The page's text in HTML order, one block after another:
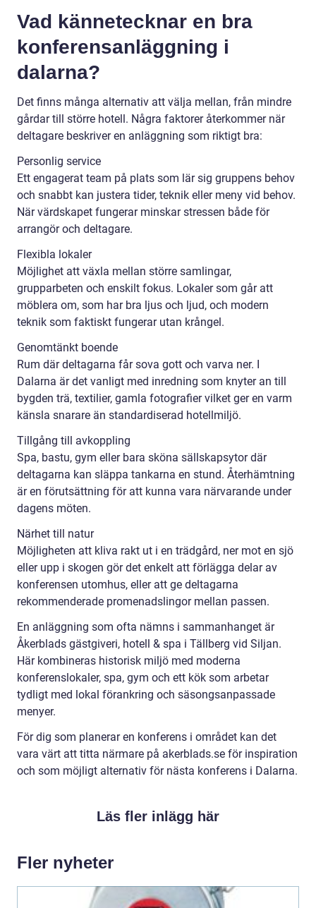
Vad kännetecknar en bra
konferensanläggning i
dalarna?
Det finns många alternativ att välja mellan, från mindre
gårdar till större hotell. Några faktorer återkommer när
deltagare beskriver en anläggning som riktigt bra:
Personlig service
Ett engagerat team på plats som lär sig gruppens behov
och snabbt kan justera tider, teknik eller meny vid behov.
När värdskapet fungerar minskar stressen både för
arrangör och deltagare.
Flexibla lokaler
Möjlighet att växla mellan större samlingar,
grupparbeten och enskilt fokus. Lokaler som går att
möblera om, som har bra ljus och ljud, och modern
teknik som faktiskt fungerar utan krångel.
Genomtänkt boende
Rum där deltagarna får sova gott och varva ner. I
Dalarna är det vanligt med inredning som knyter an till
bygden trä, textilier, gamla fotografier vilket ger en varm
känsla snarare än standardiserad hotellmiljö.
Tillgång till avkoppling
Spa, bastu, gym eller bara sköna sällskapsytor där
deltagarna kan släppa tankarna en stund. Återhämtning
är en förutsättning för att kunna vara närvarande under
dagens möten.
Närhet till natur
Möjligheten att kliva rakt ut i en trädgård, ner mot en sjö
eller upp i skogen gör det enkelt att förlägga delar av
konferensen utomhus, eller att ge deltagarna
rekommenderade promenadslingor mellan passen.
En anläggning som ofta nämns i sammanhanget är
Åkerblads gästgiveri, hotell & spa i Tällberg vid Siljan.
Här kombineras historisk miljö med moderna
konferenslokaler, spa, gym och ett kök som arbetar
tydligt med lokal förankring och säsongsanpassade
menyer.
För dig som planerar en konferens i området kan det
vara värt att titta närmare på akerblads.se för inspiration
och som möjligt alternativ för nästa konferens i Dalarna.
Läs fler inlägg här
Fler nyheter